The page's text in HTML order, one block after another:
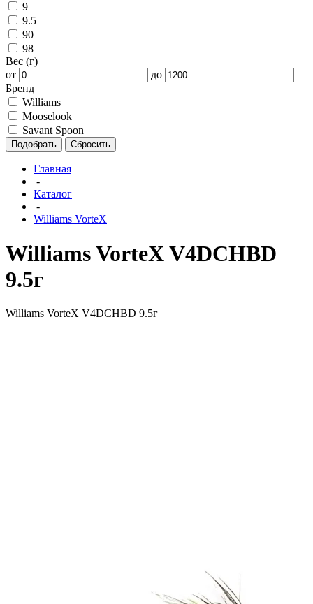
9
9.5
90
98
Вес (г)
от
до
Бренд
Williams
Mooselook
Savant Spoon
Подобрать Сбросить
Главная
-
Каталог
-
Williams VorteX
Williams VorteX V4DCHBD
9.5г
Williams VorteX V4DCHBD 9.5г